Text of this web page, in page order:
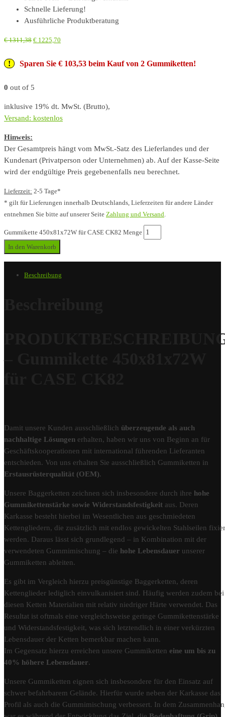
Schnelle Lieferung!
Ausführliche Produktberatung
€1311,38 € 1225,70
Sparen Sie € 103,53 beim Kauf von 2 Gummiketten!
0 out of 5
inklusive 19% dt. MwSt. (Brutto),
Versand: kostenlos
Hinweis:
Der Gesamtpreis hängt vom MwSt.-Satz des Lieferlandes und der
Kundenart (Privatperson oder Unternehmen) ab. Auf der Kasse-Seite
wird der endgültige Preis gegebenenfalls neu berechnet.
Lieferzeit: 2-5 Tage*
* gilt für Lieferungen innerhalb Deutschlands, Lieferzeiten für andere Länder
entnehmen Sie bitte auf unserer Seite Zahlung und Versand
Gummikette 450x81x72W für CASE CK82 Menge
In den Warenkorb
Beschreibung
Damit unsere Kunden ausschließlich überzeugende als auch
nachhaltige Lösungen erhalten, haben wir uns von Beginn an für
Geschäftskooperationen mit international führenden Lieferanten
entschieden. Von uns erhalten Sie ausschließlich Gummiketten in
Erstausrüsterqualität (OEM).
Unsere Baggerketten zeichnen sich insbesondere durch ihre hohe
Gummikettenstärke sowie Widerstandsfestigkeit aus. Deren
Karkasse besteht hierbei im Wesentlichen aus geschmiedeten
Kettengliedern, die zusätzlich mit endlos gewickelten Stahlseilen
werden. Daraus lässt sich grundlegend – in Kombination mit der
verwendeten Gummimischung – die hohe Lebensdauer unserer
Gummiketten ableiten.
Es gibt im Vergleich hierzu preisgünstige Baggerketten, deren
Kettenglieder lediglich einvulkanisiert sind. Häufig werden zudem bei
diesen Ketten Materialien mit relativ niedriger Härte verwendet. Das
Resultat ist oftmals eine vergleichsweise geringe Gummikettenstärke
und Widerstandsfestigkeit, was sich letztendlich in einer verkürzten
Lebensdauer der Ketten bemerkbar machen kann.
Im Gegensatz hierzu erreichen unsere Gummiketten eine um bis zu
40% höhere Lebensdauer.
Unsere Gummiketten eignen sich insbesondere für den Einsatz auf
schwer befahrbarem Gelände. Hierfür wurde neben der Karkasse das
Profil als auch die Gummimischung verbessert. In dem